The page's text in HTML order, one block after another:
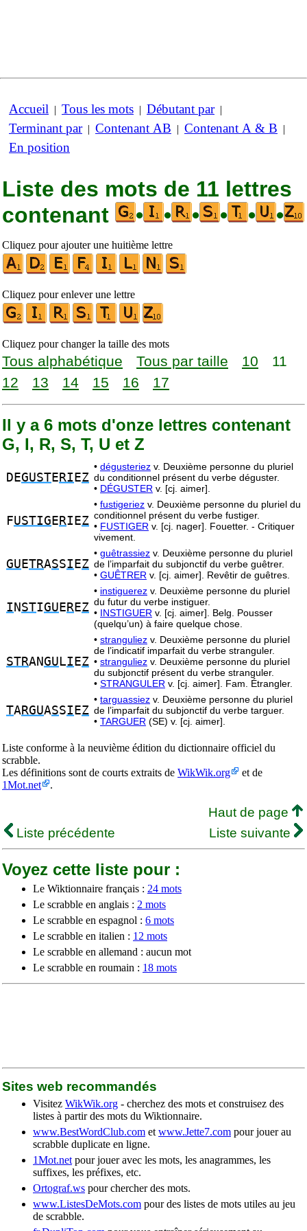
Accueil | Tous les mots | Débutant par|
Terminant par| Contenant AB | Contenant A & B |
En position
Liste des mots de 11 lettres
contenant
• • • • • •
Cliquez pour ajouter une huitième lettre
Cliquez pour enlever une lettre
Cliquez pour changer la taille des mots
Tous alphabétique Tous par taille 10
11
12
13 14 15 16 17
Il y a 6 mots d'onze lettres contenant
G, I, R, S, T, U et Z
DEGUSTE RI EZ
• dégusteriez v. Deuxième personne du pluriel
du conditionnel présent du verbe déguster.
• DÉGUSTER v. [cj. aimer].
FUSTIG E RIEZ
• fustigeriez v. Deuxième personne du pluriel du
conditionnel présent du verbe fustiger.
• FUSTIGER v. [cj. nager]. Fouetter. - Critiquer
vivement.
GU ETRASSI EZ
• guêtrassiez v. Deuxième personne du pluriel
de l’imparfait du subjonctif du verbe guêtrer.
• GUÊTRER v. [cj. aimer]. Revêtir de guêtres.
I N STIGU E REZ
• instiguerez v. Deuxième personne du pluriel
du futur du verbe instiguer.
• INSTIGUER v. [cj. aimer]. Belg. Pousser
(quelqu’un) à faire quelque chose.
STRANGU LI EZ
• stranguliez v. Deuxième personne du pluriel
de l’indicatif imparfait du verbe stranguler.
• stranguliez v. Deuxième personne du pluriel
du subjonctif présent du verbe stranguler.
• STRANGULER v. [cj. aimer]. Fam. Étrangler.
TARGUASSI EZ
• targuassiez v. Deuxième personne du pluriel
de l’imparfait du subjonctif du verbe targuer.
• TARGUER (SE) v. [cj. aimer].
Liste conforme à la neuvième édition du dictionnaire officiel du
scrabble.
Les définitions sont de courts extraits de WikWik.org
et de
1Mot.net
.
Haut de page
Liste précédente
Liste suivante
Voyez cette liste pour :
Le Wiktionnaire français : 24 mots
Le scrabble en anglais : 2 mots
Le scrabble en espagnol : 6 mots
Le scrabble en italien : 12 mots
Le scrabble en allemand : aucun mot
Le scrabble en roumain : 18 mots
Sites web recommandés
Visitez WikWik.org - cherchez des mots et construisez des
listes à partir des mots du Wiktionnaire.
www.BestWordClub.com et www.Jette7.com pour jouer au
scrabble duplicate en ligne.
1Mot.net pour jouer avec les mots, les anagrammes, les
suffixes, les préfixes, etc.
Ortograf.ws pour chercher des mots.
www.ListesDeMots.com pour des listes de mots utiles au jeu
de scrabble.